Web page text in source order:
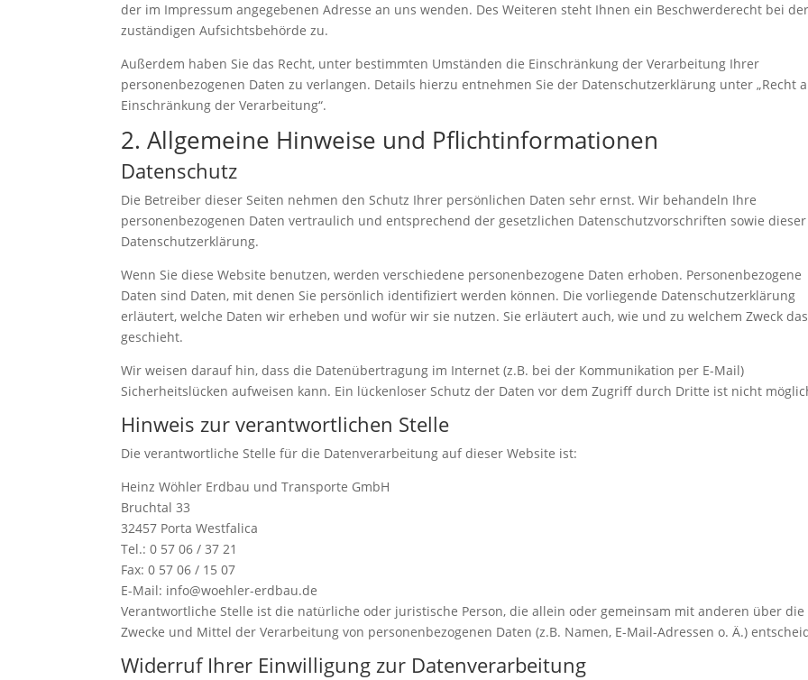
der im Impressum angegebenen Adresse an uns wenden. Des Weiteren steht Ihnen ein Beschwerderecht bei der
zuständigen Aufsichtsbehörde zu.
Außerdem haben Sie das Recht, unter bestimmten Umständen die Einschränkung der Verarbeitung Ihrer
personenbezogenen Daten zu verlangen. Details hierzu entnehmen Sie der Datenschutzerklärung unter „Recht
Einschränkung der Verarbeitung“.
2. Allgemeine Hinweise und Pflichtinformationen
Datenschutz
Die Betreiber dieser Seiten nehmen den Schutz Ihrer persönlichen Daten sehr ernst. Wir behandeln Ihre
personenbezogenen Daten vertraulich und entsprechend der gesetzlichen Datenschutzvorschriften sowie dieser
Datenschutzerklärung.
Wenn Sie diese Website benutzen, werden verschiedene personenbezogene Daten erhoben. Personenbezogene
Daten sind Daten, mit denen Sie persönlich identifiziert werden können. Die vorliegende Datenschutzerklärung
erläutert, welche Daten wir erheben und wofür wir sie nutzen. Sie erläutert auch, wie und zu welchem Zweck das
geschieht.
Wir weisen darauf hin, dass die Datenübertragung im Internet (z.B. bei der Kommunikation per E-Mail)
Sicherheitslücken aufweisen kann. Ein lückenloser Schutz der Daten vor dem Zugriff durch Dritte ist nicht
Hinweis zur verantwortlichen Stelle
Die verantwortliche Stelle für die Datenverarbeitung auf dieser Website ist:
Heinz Wöhler Erdbau und Transporte GmbH
Bruchtal 33
32457 Porta Westfalica
Tel.: 0 57 06 / 37 21
Fax: 0 57 06 / 15 07
E-Mail: info@woehler-erdbau.de
Verantwortliche Stelle ist die natürliche oder juristische Person, die allein oder gemeinsam mit anderen über die
Zwecke und Mittel der Verarbeitung von personenbezogenen Daten (z.B. Namen, E-Mail-Adressen o. Ä.)
Widerruf Ihrer Einwilligung zur Datenverarbeitung